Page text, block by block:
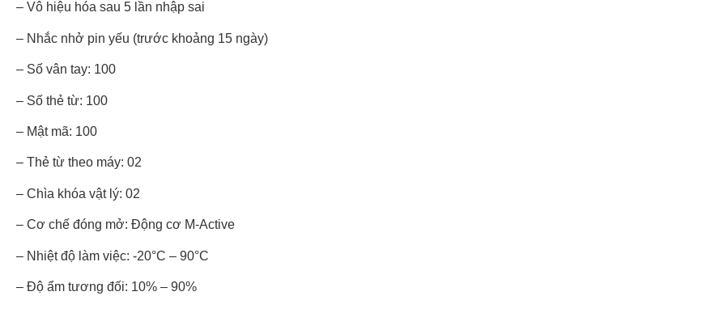
– Vô hiệu hóa sau 5 lần nhập sai
– Nhắc nhở pin yếu (trước khoảng 15 ngày)
– Số vân tay: 100
– Số thẻ từ: 100
– Mật mã: 100
– Thẻ từ theo máy: 02
– Chìa khóa vật lý: 02
– Cơ chế đóng mở: Động cơ M-Active
– Nhiệt độ làm việc: -20°C – 90°C
– Độ ẩm tương đối: 10% – 90%